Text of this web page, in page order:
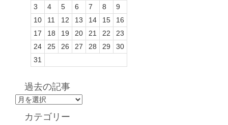
3
4 5 6 7 8
9
10
11 12 13 14 15
16
17
18 19 20 21 22
23
24
25 26 27 28 29
30
31
過去の記事
過
カテゴリー